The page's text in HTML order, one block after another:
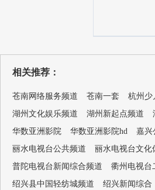
相关推荐：
苍南网络服务频道 苍南一套 杭州少
湖州文化娱乐频道
湖州新起点频道
华数亚洲影院
华数亚洲影院hd 嘉兴
丽水电视台公共频道
丽水电视台文化
普陀电视台新闻综合频道
衢州电视台
绍兴县中国轻纺城频道
绍兴新闻综合